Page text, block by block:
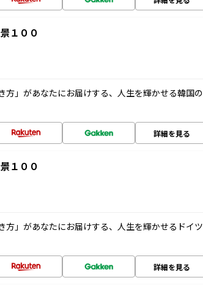
１００
」があなたにお届けする、人生を輝かせる韓国の
詳細を見る
１００
」があなたにお届けする、人生を輝かせるドイツ
詳細を見る